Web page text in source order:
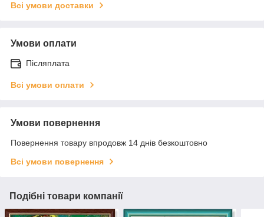
Всі умови доставки
Умови оплати
Післяплата
Всі умови оплати
Умови повернення
Повернення товару впродовж 14 днів безкоштовно
Всі умови повернення
Подібні товари компанії